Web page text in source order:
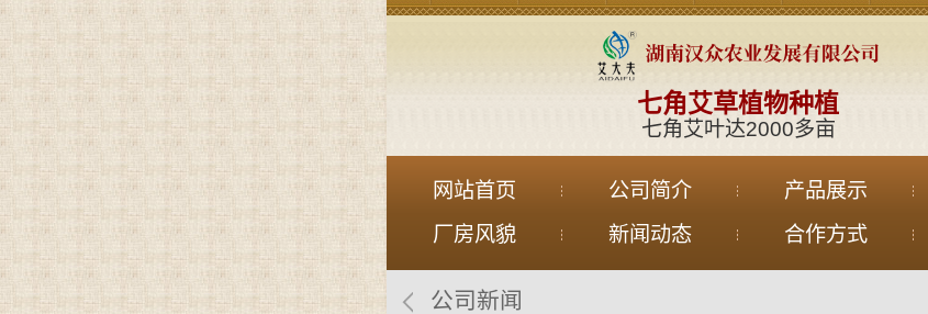
七角艾草植物种植
七角艾叶达2000多亩
网站首页 公司简介 产品展示
厂房风貌
新闻动态 合作方式
公司新闻